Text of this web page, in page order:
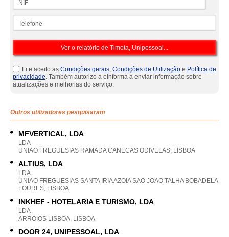
Li e aceito as Condições gerais, Condições de Utilização e Política de
privacidade. Também autorizo a eInforma a enviar informação sobre
atualizações e melhorias do serviço.
Outros utilizadores pesquisaram
MFVERTICAL, LDA
LDA
UNIAO FREGUESIAS RAMADA CANECAS ODIVELAS, LISBOA
ALTIUS, LDA
LDA
UNIAO FREGUESIAS SANTA IRIA AZOIA SAO JOAO TALHA BOBADELA
LOURES, LISBOA
INKHEF - HOTELARIA E TURISMO, LDA
LDA
ARROIOS LISBOA, LISBOA
DOOR 24, UNIPESSOAL, LDA